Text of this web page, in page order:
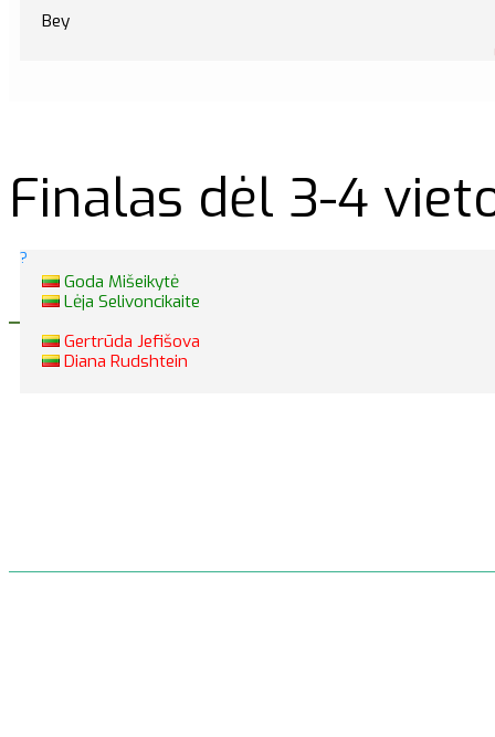
Bey
Finalas dėl 3-4
?
Goda Mišeikytė
Lėja Selivoncikaite
Gertrūda Jefišova
Diana Rudshtein